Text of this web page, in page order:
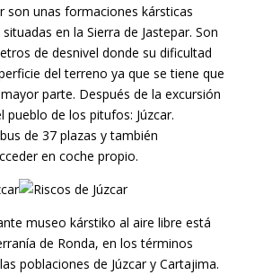
son unas formaciones kársticas
en la Sierra de Jastepar. Son
de desnivel donde su dificultad
del terreno ya que se tiene que
parte. Después de la excursión
pueblo de los pitufos: Júzcar.
de 37 plazas y también
en coche propio.
museo kárstiko al aire libre está
de Ronda, en los términos
poblaciones de Júzcar y Cartajima.